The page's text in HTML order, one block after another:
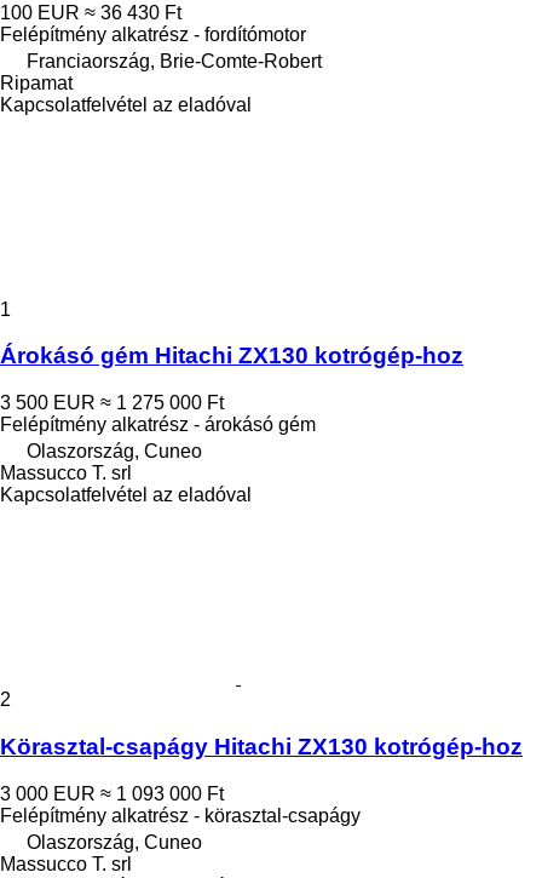
100 EUR ≈ 36 430 Ft
Felépítmény alkatrész - fordítómotor
Franciaország, Brie-Comte-Robert
Ripamat
Kapcsolatfelvétel az eladóval
1
Árokásó gém Hitachi ZX130 kotrógép-hoz
3 500 EUR ≈ 1 275 000 Ft
Felépítmény alkatrész - árokásó gém
Olaszország, Cuneo
Massucco T. srl
Kapcsolatfelvétel az eladóval
2
Körasztal-csapágy Hitachi ZX130 kotrógép-hoz
3 000 EUR ≈ 1 093 000 Ft
Felépítmény alkatrész - körasztal-csapágy
Olaszország, Cuneo
Massucco T. srl